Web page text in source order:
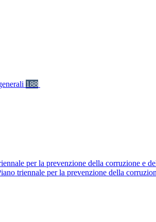
188
per la prevenzione della corruzione e
triennale per la prevenzione della